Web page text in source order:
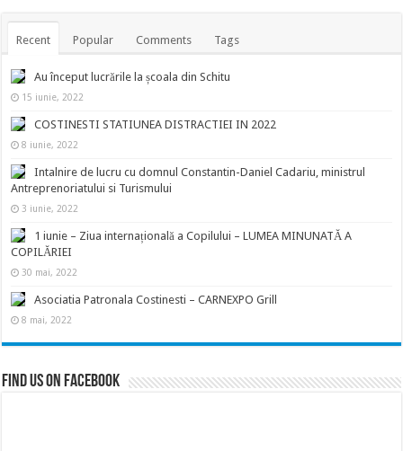
Recent Popular Comments Tags
Au început lucrările la școala din Schitu
15 iunie, 2022
COSTINESTI STATIUNEA DISTRACTIEI IN 2022
8 iunie, 2022
Intalnire de lucru cu domnul Constantin-Daniel Cadariu, ministrul
Antreprenoriatului si Turismului
3 iunie, 2022
1 iunie – Ziua internațională a Copilului – LUMEA MINUNATĂ A
COPILĂRIEI
30 mai, 2022
Asociatia Patronala Costinesti – CARNEXPO Grill
8 mai, 2022
Find us on Facebook